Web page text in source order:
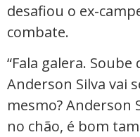
desafiou o ex-
combate.
“Fala galera.
Anderson Silva vai
mesmo? Anderson
no chão, é bom